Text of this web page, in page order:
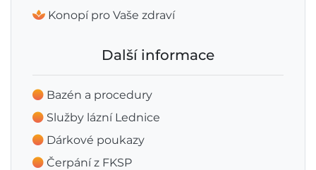
Konopí pro Vaše zdraví
Další informace
Bazén a procedury
Služby lázní Lednice
Dárkové poukazy
Čerpání z FKSP